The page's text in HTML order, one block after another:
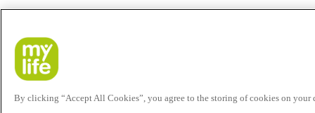
By clicking “Accept All Cookies”, you agree to the storing of cookies on your